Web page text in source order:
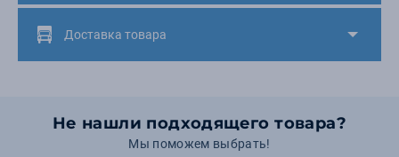
Доставка товара
Не нашли подходящего товара?
Мы поможем выбрать!